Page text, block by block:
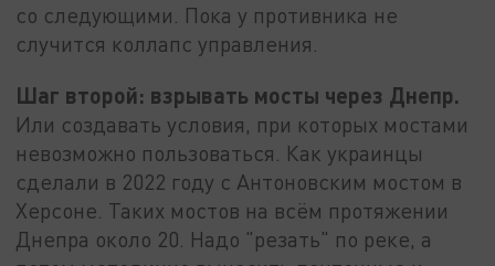
со следующими. Пока у противника не
случится коллапс управления.
Шаг второй: взрывать мосты через Днепр.
Или создавать условия, при которых мостами
невозможно пользоваться. Как украинцы
сделали в 2022 году с Антоновским мостом в
Херсоне. Таких мостов на всём протяжении
Днепра около 20. Надо "резать" по реке, а